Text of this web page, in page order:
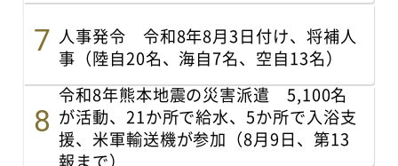
人事発令 令和8年8月3日付け、将補人
事（陸自20名、海自7名、空自13名）
令和8年熊本地震の災害派遣 5,100名
が活動、21か所で給水、5か所で入浴支
援、米軍輸送機が参加（8月9日、第13
報まで）